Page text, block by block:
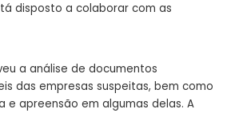
disposto a colaborar com as
a análise de documentos
das empresas suspeitas, bem como
e apreensão em algumas delas. A